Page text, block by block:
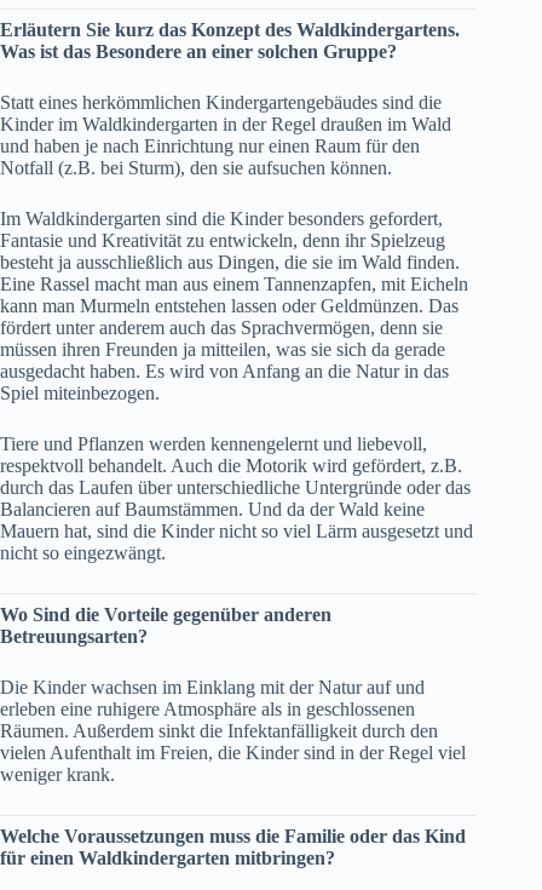
Erläutern Sie kurz das Konzept des Waldkindergartens.
Was ist das Besondere an einer solchen Gruppe?
Statt eines herkömmlichen Kindergartengebäudes sind die
Kinder im Waldkindergarten in der Regel draußen im Wald
und haben je nach Einrichtung nur einen Raum für den
Notfall (z.B. bei Sturm), den sie aufsuchen können.
Im Waldkindergarten sind die Kinder besonders gefordert,
Fantasie und Kreativität zu entwickeln, denn ihr Spielzeug
besteht ja ausschließlich aus Dingen, die sie im Wald finden.
Eine Rassel macht man aus einem Tannenzapfen, mit Eicheln
kann man Murmeln entstehen lassen oder Geldmünzen. Das
fördert unter anderem auch das Sprachvermögen, denn sie
müssen ihren Freunden ja mitteilen, was sie sich da gerade
ausgedacht haben. Es wird von Anfang an die Natur in das
Spiel miteinbezogen.
Tiere und Pflanzen werden kennengelernt und liebevoll,
respektvoll behandelt. Auch die Motorik wird gefördert, z.B.
durch das Laufen über unterschiedliche Untergründe oder das
Balancieren auf Baumstämmen. Und da der Wald keine
Mauern hat, sind die Kinder nicht so viel Lärm ausgesetzt und
nicht so eingezwängt.
Wo Sind die Vorteile gegenüber anderen
Betreuungsarten?
Die Kinder wachsen im Einklang mit der Natur auf und
erleben eine ruhigere Atmosphäre als in geschlossenen
Räumen. Außerdem sinkt die Infektanfälligkeit durch den
vielen Aufenthalt im Freien, die Kinder sind in der Regel viel
weniger krank.
Welche Voraussetzungen muss die Familie oder das Kind
für einen Waldkindergarten mitbringen?